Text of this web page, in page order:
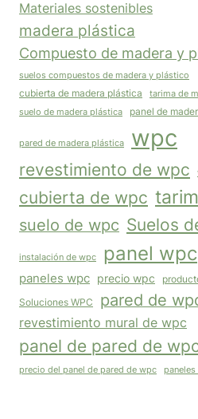
Materiales sostenibles
madera plástica
Compuesto de madera y
suelos compuestos de madera y plástico
cubierta de madera plástica
tarima de
suelo de madera plástica panel de
pared de madera plástica wpc
revestimiento de wpc
cubierta de wpc
suelo de wpc Suelos
instalación de wpc panel wpc
paneles wpc precio wpc
Soluciones WPC pared de
revestimiento mural de wpc
panel de pared de
precio del panel de pared de wpc